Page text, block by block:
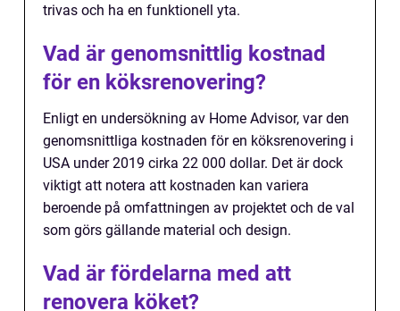
trivas och ha en funktionell yta.
Vad är genomsnittlig kostnad
för en köksrenovering?
Enligt en undersökning av Home Advisor, var den
genomsnittliga kostnaden för en köksrenovering i
USA under 2019 cirka 22 000 dollar. Det är dock
viktigt att notera att kostnaden kan variera
beroende på omfattningen av projektet och de val
som görs gällande material och design.
Vad är fördelarna med att
renovera köket?